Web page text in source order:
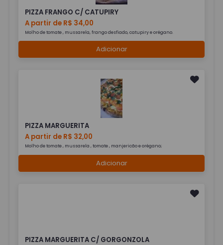
PIZZA FRANGO C/ CATUPIRY
A partir de R$ 34,00
Molho de tomate , mussarela, frango desfiado, catupiry e orégano.
Adicionar
PIZZA MARGUERITA
A partir de R$ 32,00
Molho de tomate , mussarela , tomate , manjericão e orégano;
Adicionar
PIZZA MARGUERITA C/ GORGONZOLA